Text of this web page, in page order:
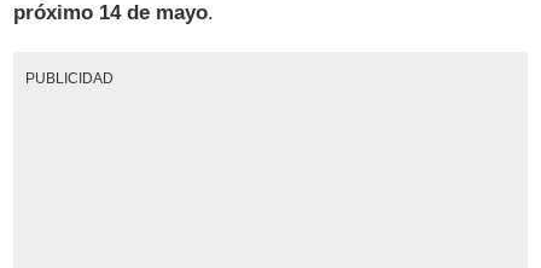
próximo 14 de mayo.
PUBLICIDAD